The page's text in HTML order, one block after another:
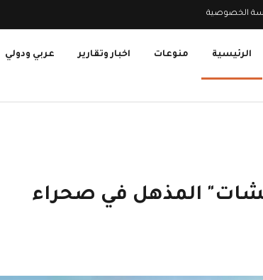
الخصوصية
الرئيسية منوعات اخبار وتقارير عربي ودولي
المذهل في صحراء